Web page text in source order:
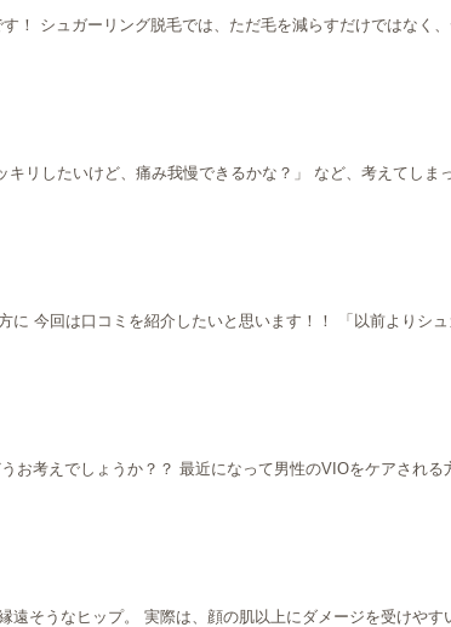
！ シュガーリング脱毛では、ただ毛を減らすだけではなく
リしたいけど、痛み我慢できるかな？」 など、考えてし
今回は口コミを紹介したいと思います！！ 「以前よりシ
お考えでしょうか？？ 最近になって男性のVIOをケアされ
遠そうなヒップ。 実際は、顔の肌以上にダメージを受けや